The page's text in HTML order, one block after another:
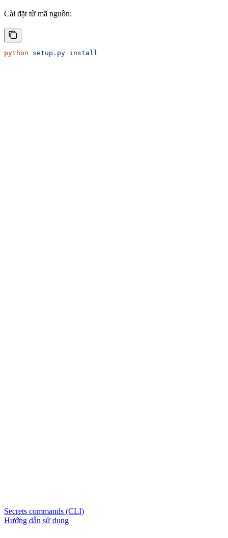
Cài đặt từ mã nguồn:
python setup.py install
Secrets commands (CLI)
Hướng dẫn sử dụng